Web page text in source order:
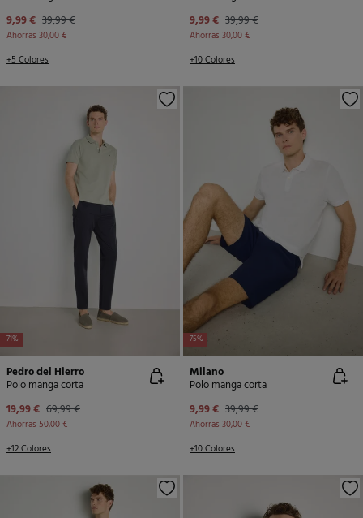
9,99 € 39,99 €
Ahorras 30,00 €
+5 Colores
9,99 € 39,99 €
Ahorras 30,00 €
+10 Colores
-71%
Pedro del Hierro
Polo manga corta
19,99 € 69,99 €
Ahorras 50,00 €
+12 Colores
-75%
Milano
Polo manga corta
9,99 € 39,99 €
Ahorras 30,00 €
+10 Colores